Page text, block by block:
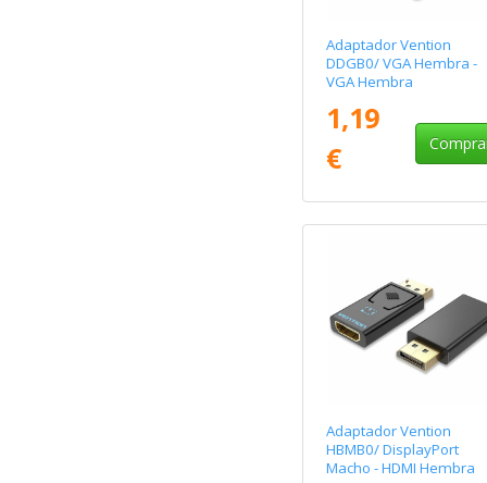
Adaptador Vention
DDGB0/ VGA Hembra -
VGA Hembra
1,19
€
Adaptador Vention
HBMB0/ DisplayPort
Macho - HDMI Hembra